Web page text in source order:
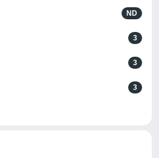
ND
3
3
3